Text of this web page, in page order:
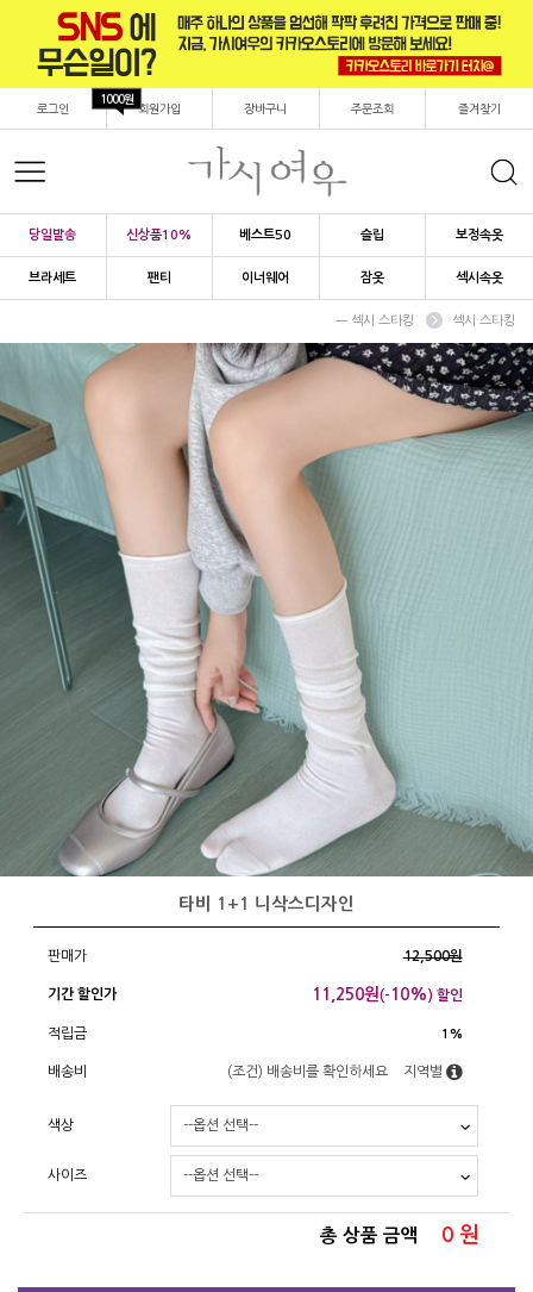
로그인 회원가입
1000원
장바구니 주문조회 즐겨찾기
당일발송 신상품10% 베스트50 슬립 보정속옷
브라세트 팬티 이너웨어 잠옷 섹시속옷
ㅡ 섹시 스타킹 섹시 스타킹
타비 1+1 니삭스디자인
판매가 12,500원
기간 할인가 11,250원(- 10%) 할인
적립금 1%
배송비 (조건) 배송비를 확인하세요 지역별
색상
사이즈
총 상품 금액 0 원